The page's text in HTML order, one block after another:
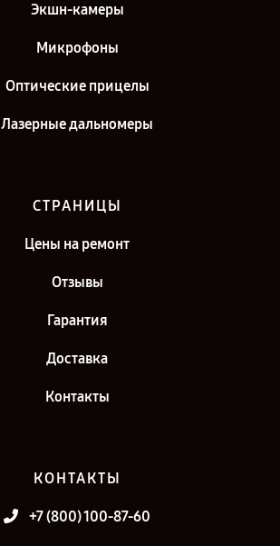
Экшн-камеры
Микрофоны
Оптические прицелы
Лазерные дальномеры
СТРАНИЦЫ
Цены на ремонт
Отзывы
Гарантия
Доставка
Контакты
КОНТАКТЫ
+7 (800) 100-87-60